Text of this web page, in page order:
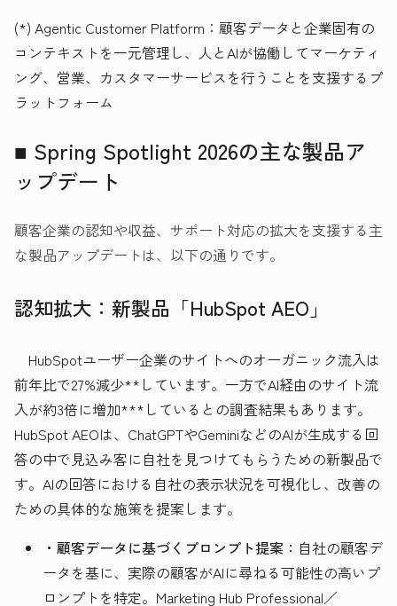
(*) Agentic Customer Platform：顧客データと企業固有の
コンテキストを一元管理し、人とAIが協働してマーケティ
ング、営業、カスタマーサービスを行うことを支援するプ
ラットフォーム
■ Spring Spotlight 2026の主な製品ア
ップデート
顧客企業の認知や収益、サポート対応の拡大を支援する主
な製品アップデートは、以下の通りです。
認知拡大：新製品「HubSpot AEO」
HubSpotユーザー企業のサイトへのオーガニック流入は
前年比で27%減少**しています。一方でAI経由のサイト流
入が約3倍に増加***しているとの調査結果もあります。
HubSpot AEOは、ChatGPTやGeminiなどのAIが生成する回
答の中で見込み客に自社を見つけてもらうための新製品で
す。AIの回答における自社の表示状況を可視化し、改善の
ための具体的な施策を提案します。
・顧客データに基づくプロンプト提案： 自社の顧客デ
ータを基に、実際の顧客がAIに尋ねる可能性の高いプ
ロンプトを特定。Marketing Hub Professional／